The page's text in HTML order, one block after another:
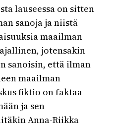
lauseessa on sitten
sanoja ja niistä
maailman
jotensakin
sanoisin, että ilman
maailman
fiktio on faktaa
ja sen
Anna-Riikka